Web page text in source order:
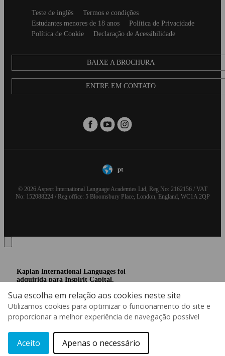
Sua escolha em relação aos cookies neste site
Utilizamos cookies para optimizar o funcionamento do site e
proporcionar a melhor experiência de navegação possível
Aceito Apenas o necessário
SecondaryTeste de inglês
Termos e condições
Estudantes menores de 18 anos
Política de Privacidade
Política de Cookie
Declaração de Acessibilidade
BAIXE A BROCHURA
ENTRE EM CONTATO
pt
© 2026 Aspect International Language Academies Ltd, Reg No: 2162156 / VAT
No: 152088224 / Reg office: 5 Bloomsbury Place, London, England, WC1A 2QP
Kaplan International Languages foi
adquirida para Inspirit Capital.
A Kaplan Inc. e suas subsidiárias isentam-se de
qualquer responsabilidade por todo o conteúdo e
material aqui apresentados. O uso da marca
KAPLAN INTERNATIONAL LANGUAGES
Kaplan, Inc.Saiba mais